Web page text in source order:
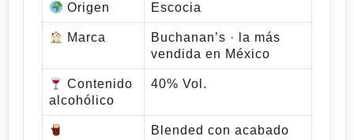
Origen Escocia
Marca
Buchanan’s · la más
vendida en México
Contenido
alcohólico
40% Vol.
Blended con acabado